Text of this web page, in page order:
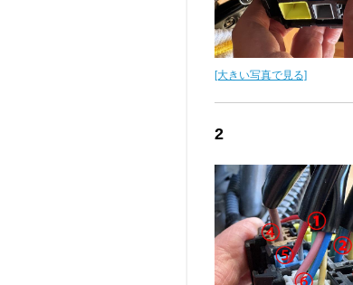
[大きい写真で見る]
2